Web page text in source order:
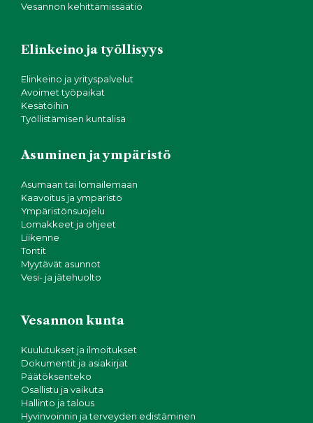
Vesannon kehittämissäätiö
Elinkeino ja työllisyys
Elinkeino ja yrityspalvelut
Avoimet työpaikat
Kesätöihin
Työllistämisen kuntalisä
Asuminen ja ympäristö
Asumaan tai lomailemaan
Kaavoitus ja ympäristö
Ympäristönsuojelu
Lomakkeet ja ohjeet
Liikenne
Tontit
Myytävät asunnot
Vesi- ja jätehuolto
Vesannon kunta
Kuulutukset ja ilmoitukset
Dokumentit ja asiakirjat
Päätöksenteko
Osallistu ja vaikuta
Hallinto ja talous
Hyvinvoinnin ja terveyden edistäminen